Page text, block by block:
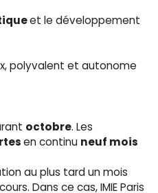
et le développement
polyvalent et autonome
octobre. Les
en continu neuf mois
au plus tard un mois
Dans ce cas, IMIE Paris